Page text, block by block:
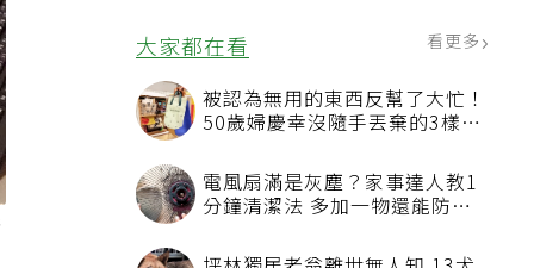
大家都在看
被認為無用的東西反幫了大忙！
50歲婦慶幸沒隨手丟棄的3樣物
電風扇滿是灰塵？家事達人教1